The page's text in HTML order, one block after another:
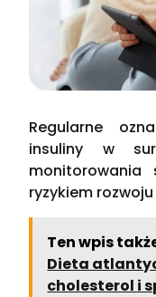
Regularne
insuliny w
ryzykiem
Ten wpis
Dieta
cholesterol i